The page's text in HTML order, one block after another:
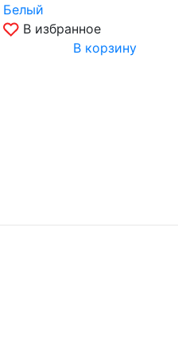
Белый
В избранное
В корзину